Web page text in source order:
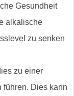
Gesundheit
alkalische
zu senken
zu einer
führen. Dies kann